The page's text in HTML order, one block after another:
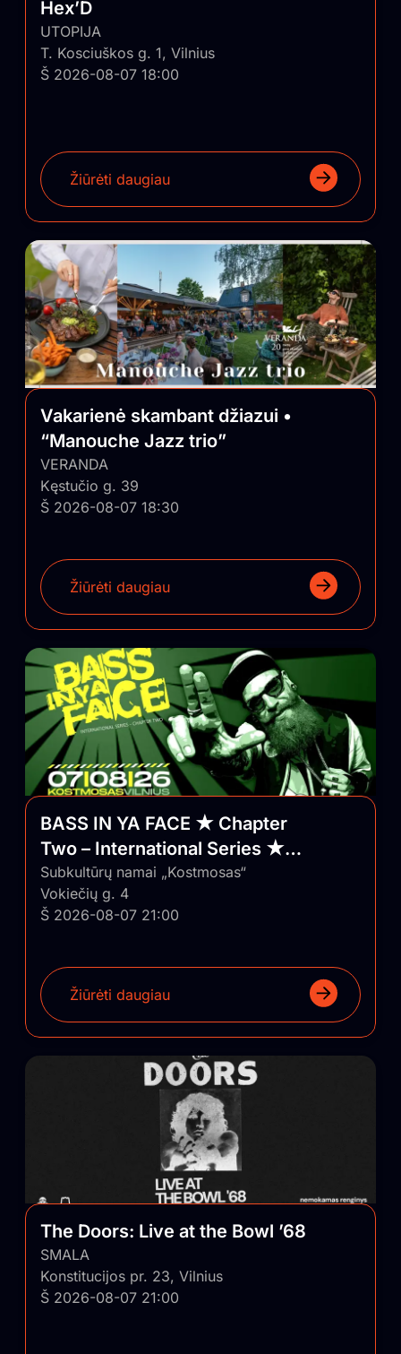
Hex’D
UTOPIJA
T. Kosciuškos g. 1, Vilnius
Š 2026-08-07 18:00
Žiūrėti daugiau
Vakarienė skambant džiazui •
“Manouche Jazz trio”
VERANDA
Kęstučio g. 39
Š 2026-08-07 18:30
Žiūrėti daugiau
BASS IN YA FACE ★ Chapter
Two – International Series ★
Vilnius/Lithuania
Subkultūrų namai „Kostmosas“
Vokiečių g. 4
Š 2026-08-07 21:00
Žiūrėti daugiau
The Doors: Live at the Bowl ’68
SMALA
Konstitucijos pr. 23, Vilnius
Š 2026-08-07 21:00